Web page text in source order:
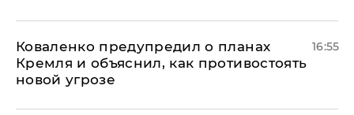
Коваленко предупредил о планах
Кремля и объяснил, как противостоять
новой угрозе
16:55